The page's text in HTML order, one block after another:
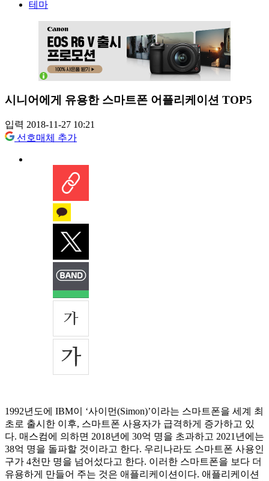
테마
시니어에게 유용한 스마트폰 어플리케이션 TOP5
입력 2018-11-27 10:21
선호매체 추가
1992년도에 IBM이 ‘사이먼(Simon)’이라는 스마트폰을 세계 최
초로 출시한 이후, 스마트폰 사용자가 급격하게 증가하고 있
다. 매스컴에 의하면 2018년에 30억 명을 초과하고 2021년에는
38억 명을 돌파할 것이라고 한다. 우리나라도 스마트폰 사용인
구가 4천만 명을 넘어섰다고 한다. 이러한 스마트폰을 보다 더
유용하게 만들어 주는 것은 애플리케이션이다. 애플리케이션